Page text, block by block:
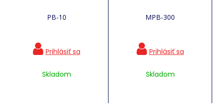
PB-10
Skladom
MPB-300
Skladom